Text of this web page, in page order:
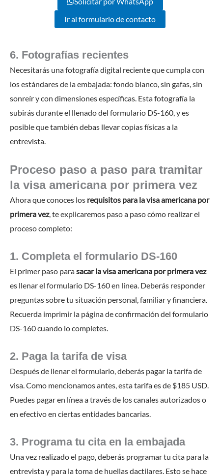
Ir al formulario de contacto
6. Fotografías recientes
Necesitarás una fotografía digital reciente que cumpla con
los estándares de la embajada: fondo blanco, sin gafas, sin
sonreír y con dimensiones específicas. Esta fotografía la
subirás durante el llenado del formulario DS-160, y es
posible que también debas llevar copias físicas a la
entrevista.
Proceso paso a paso para tramitar
la visa americana por primera vez
Ahora que conoces los requisitos para la visa americana por
primera vez, te explicaremos paso a paso cómo realizar el
proceso completo:
1. Completa el formulario DS-160
El primer paso parasacar la visa americana por primera vez
es llenar el formulario DS-160 en línea. Deberás responder
preguntas sobre tu situación personal, familiar y financiera.
Recuerda imprimir la página de confirmación del formulario
DS-160 cuando lo completes.
2. Paga la tarifa de visa
Después de llenar el formulario, deberás pagar la tarifa de
visa. Como mencionamos antes, esta tarifa es de $185 USD.
Puedes pagar en línea a través de los canales autorizados o
en efectivo en ciertas entidades bancarias.
3. Programa tu cita en la embajada
Una vez realizado el pago, deberás programar tu cita para la
entrevista y para la toma de huellas dactilares. Esto se hace